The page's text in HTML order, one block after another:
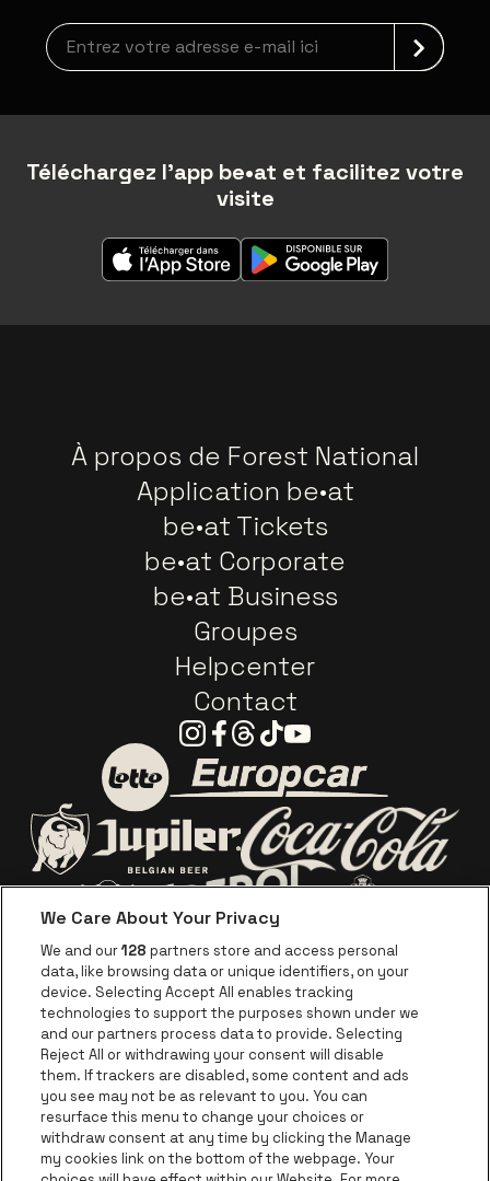
Inscription à la newsletter
Téléchargez l'app be•at et facilitez votre
visite
À propos de Forest National
Application be•at
be•at Tickets
be•at Corporate
be•at Business
Groupes
Helpcenter
Contact
Instagram
Facebook
Threads
TiktokYoutube
Visitez le site de Lotto
Visitez le site de
Visitez le site de Jupiler Visitez le site de
Visitez le site de Red Bull
Visitez le site de Le logo de
Visitez le site de Le logo Jameson en
Visitez le site de CrokyVisitez le site de Bruzz
Visitez le site de Le SoirVisitez le site de
We Care About Your Privacy
We and our128 partners store and access personal
data, like browsing data or unique identifiers, on your
device. Selecting Accept All enables tracking
technologies to support the purposes shown under we
and our partners process data to provide. Selecting
Reject All or withdrawing your consent will disable
them. If trackers are disabled, some content and ads
you see may not be as relevant to you. You can
resurface this menu to change your choices or
withdraw consent at any time by clicking the Manage
my cookies link on the bottom of the webpage. Your